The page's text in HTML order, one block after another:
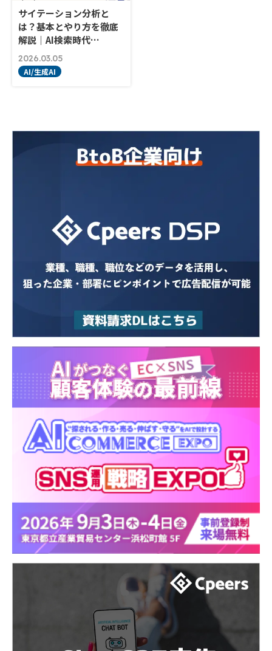
サイテーション分析と
は？基本とやり方を徹底
解説｜AI検索時代…
2026.03.05
AI/生成AI